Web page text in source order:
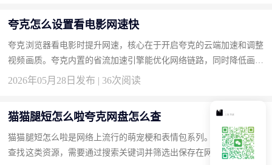
夸克怎么设置看电影网速快
夸克浏览器看电影时提升网速，核心在于开启夸克的云端加速和调整
视频画质。夸克内置的省流加速引擎能优化网络链路，同时降低画质
可以减少带宽占用让加载更快。 夸克设置看电影网速快的操作步
2026年05月28日发布 | 36次阅读
猫猫腿短怎么啦夸克网盘怎么查
猫猫腿短怎么啦是网络上流行的萌宠梗和表情包系列。在夸克网盘中
查找这类资源，需要通过搜索关键词并筛选出保存在网盘中的相关文